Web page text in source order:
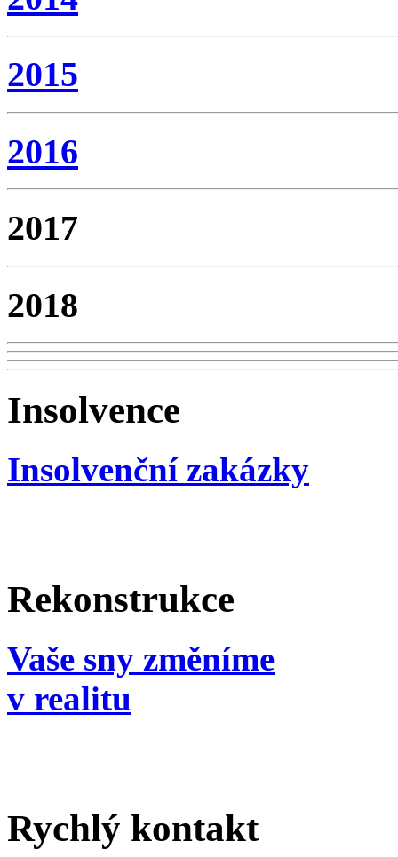
2015
2016
2017
2018
Insolvence
Insolvenční zakázky
Rekonstrukce
Vaše sny změníme
v realitu
Rychlý kontakt